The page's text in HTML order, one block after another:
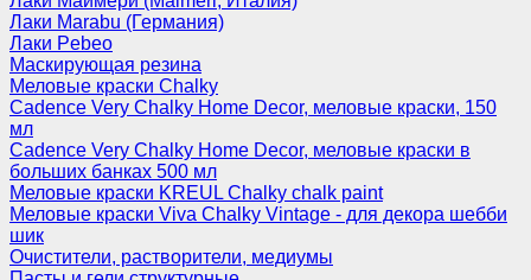
Лаки Marabu (Германия)
Лаки Pebeo
Маскирующая резина
Меловые краски Chalky
Cadence Very Chalky Home Decor, меловые краски, 150
мл
Cadence Very Chalky Home Decor, меловые краски в
больших банках 500 мл
Меловые краски KREUL Chalky chalk paint
Меловые краски Viva Chalky Vintage - для декора шебби
шик
Очистители, растворители, медиумы